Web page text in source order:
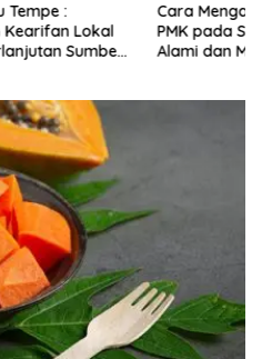
Cara Mengatasi Penyakit
PMK pada Sapi Perah Secara
Alami dan Medis